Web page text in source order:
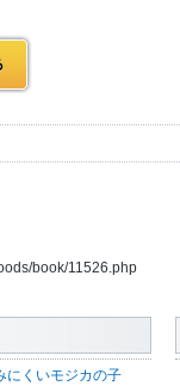
book/11526.php
にくいモジカの子